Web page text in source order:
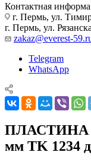
Контактная
г. Пермь, ул.
г. Пермь, ул.
zakaz@everest-
Telegram
WhatsApp
ПЛАСТИНА
мм TK 1234